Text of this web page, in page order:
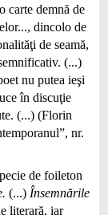
carte demnă de
dincolo de
de seamă,
(...)
nu putea ieşi
în discuţie
(...) (Florin
nr.
de foileton
(...) Însemnările
literară, iar